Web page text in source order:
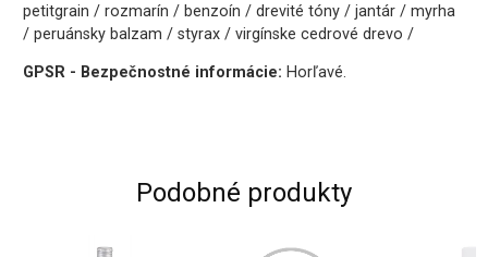
petitgrain / rozmarín / benzoín / drevité tóny / jantár / myrha
/ peruánsky balzam / styrax / virgínske cedrové drevo /
GPSR - Bezpečnostné informácie: Horľavé.
Podobné produkty